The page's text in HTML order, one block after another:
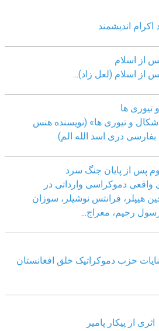
اندیشمند
از اسلام
از اسلام (لعل زاد)
تيوری ها
و تيوری ها» (نويسنده هنس
بفارسی دری اسد الله الم)
پس از پایان جنگ سرد
واقعی دموکراسی وارداتی در
هیپلر، فرانتس نوشیلر، سوزان
رحیم، معراج
حزب دموکراتیک خلق افغانستان
از پیکار پامیر